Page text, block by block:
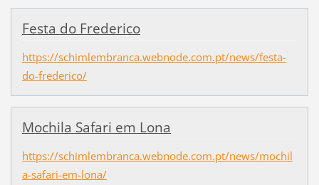
Festa do Frederico
https://schimlembranca.webnode.com.pt/news/festa-
do-frederico/
Mochila Safari em Lona
https://schimlembranca.webnode.com.pt/news/mochil
a-safari-em-lona/